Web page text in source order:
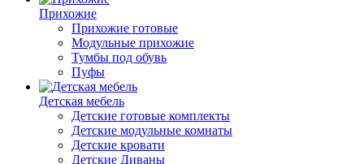
Прихожие
Прихожие готовые
Модульные прихожие
Тумбы под обувь
Пуфы
Детская мебель
Детские готовые комплекты
Детские модульные комнаты
Детские кровати
Детские Диваны